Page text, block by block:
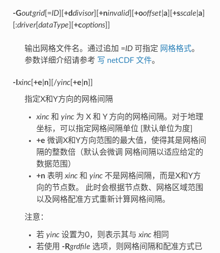
-Goutgrid[=ID][ +ddivisor][ +ninvalid][ +ooffset| a][ +sscale a]
[:driver[ dataType +coptions]]
输出网格文件名。通过追加 =ID可指定 网格格式。
参数详细介绍请参考 写 netCDF 文件。
-Ixinc[ +e n][/yinc[ +e n]]
指定X和Y方向的网格间隔
xinc和 yinc为 X 和 Y 方向的网格间隔。对于地理
坐标，可以指定网格间隔单位 [默认单位为度]
+e 微调X和Y方向范围的最大值，使得其是网格间
隔的整数倍（默认会微调 网格间隔以适应给定的
数据范围）
+n表明xinc和 yinc不是网格间隔，而是X和Y方
向的节点数。 此时会根据节点数、网格区域范围
以及网格配准方式重新计算网格间隔。
注意：
若 yinc设置为0，则表示其与xinc相同
若使用 -Rgrdfile 选项，则网格间隔和配准方式已